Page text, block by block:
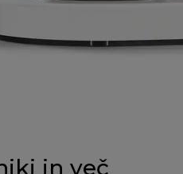
in več